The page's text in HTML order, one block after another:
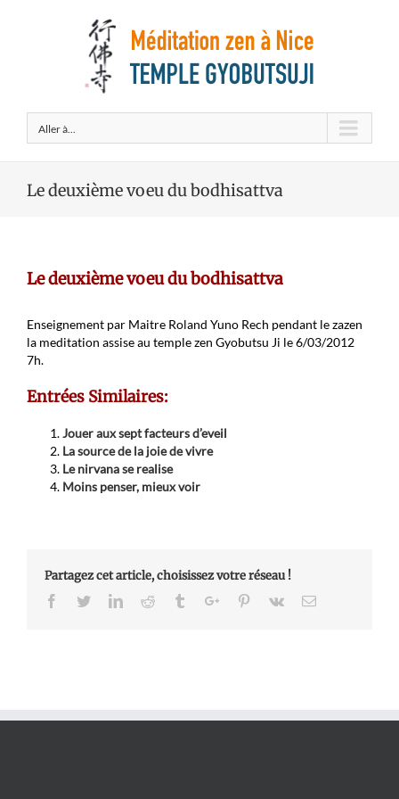
Aller à...
Le deuxième voeu du bodhisattva
Le deuxième voeu du bodhisattva
Enseignement par Maitre Roland Yuno Rech pendant le zazen
la meditation assise au temple zen Gyobutsu Ji le 6/03/2012
7h.
Entrées Similaires:
Jouer aux sept facteurs d’eveil
La source de la joie de vivre
Le nirvana se realise
Moins penser, mieux voir
Partagez cet article, choisissez votre réseau !
Facebook
TwitterLinkedinReddit TumblrGoogle+Pinterest
Vk Email